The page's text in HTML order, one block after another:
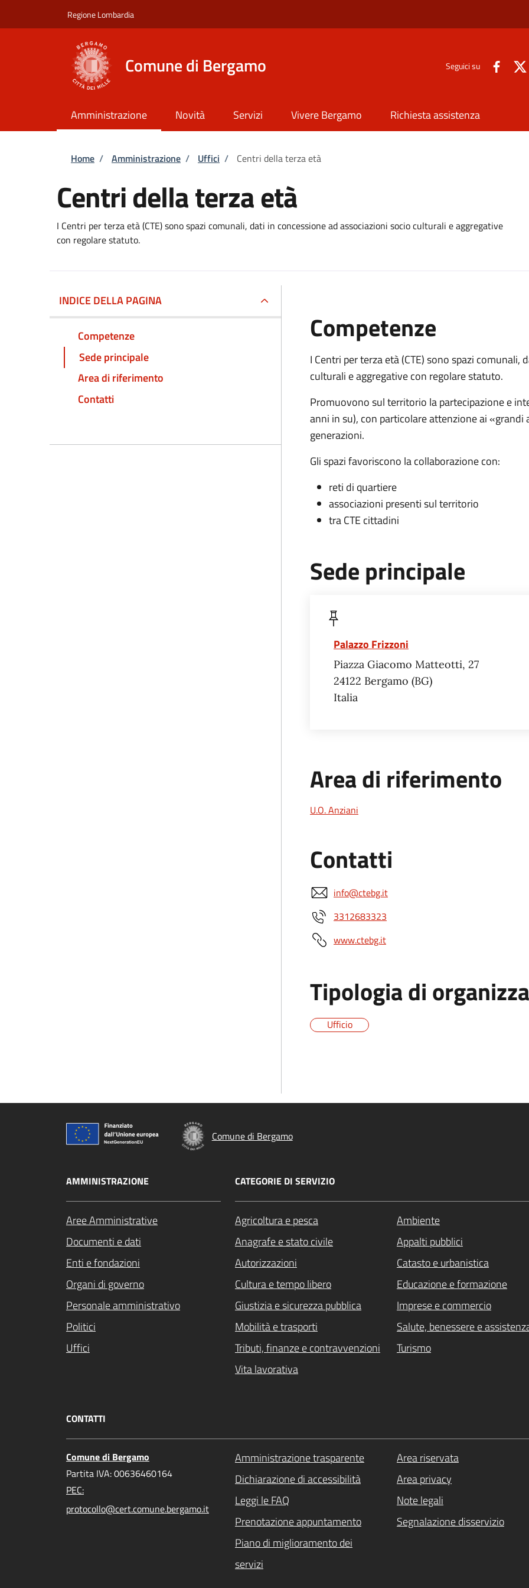
Regione Lombardia
Comune di Bergamo Seguici su
Amministrazione Novità Servizi Vivere Bergamo Richiesta assistenza
Briciole di pane
Home / Amministrazione / Uffici / Centri della terza età
Centri della terza età
I Centri per terza età (CTE) sono spazi comunali, dati in concessione ad associazioni socio culturali e aggregative
con regolare statuto.
INDICE DELLA PAGINA
Competenze
Sede principale
Area di riferimento
Contatti
Competenze
I Centri per terza età (CTE) sono spazi
culturali e aggregative con regolare statuto.
Promuovono sul territorio la partecipazione e
anni in su), con particolare attenzione ai
generazioni.
Gli spazi favoriscono la collaborazione con:
reti di quartiere
associazioni presenti sul territorio
tra CTE cittadini
Sede principale
Palazzo Frizzoni
Piazza Giacomo Matteotti, 27
24122 Bergamo BG
Italia
Area di riferimento
U.O. Anziani
Contatti
info@ctebg.it
3312683323
www.ctebg.it
Tipologia di
Ufficio
Comune di Bergamo
AMMINISTRAZIONE
Aree Amministrative
Documenti e dati
Enti e fondazioni
Organi di governo
Personale amministrativo
Politici
Uffici
CATEGORIE DI SERVIZIO
Agricoltura e pesca
Ambiente
Anagrafe e stato civile
Appalti pubblici
Autorizzazioni
Catasto e urbanistica
Cultura e tempo libero
Educazione e formazione
Giustizia e sicurezza pubblica
Imprese e commercio
Mobilità e trasporti
Salute, benessere e
Tributi, finanze e contravvenzioni
Turismo
Vita lavorativa
CONTATTI
Comune di Bergamo
Partita IVA: 00636460164
PEC:
protocollo@cert.comune.bergamo.it
Amministrazione trasparente
Area riservata
Dichiarazione di accessibilità
Area privacy
Leggi le FAQ
Note legali
Prenotazione appuntamento
Segnalazione disservizio
Piano di miglioramento dei
servizi